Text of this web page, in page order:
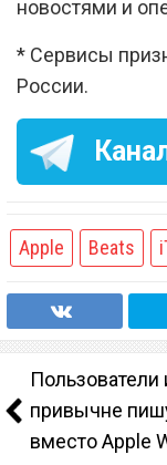
новостями и
* Сервисы
России.
Apple Beats
Пользователи
привычне
вместо Apple